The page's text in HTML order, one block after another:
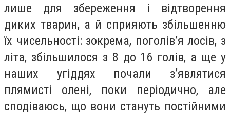
лише для збереження і відтворення
диких тварин, а й сприяють збільшенню
їх чисельності: зокрема, поголів’я лосів, з
літа, збільшилося з 8 до 16 голів, а ще у
наших угіддях почали з’являтися
плямисті олені, поки періодично, але
сподіваюсь, що вони стануть постійними